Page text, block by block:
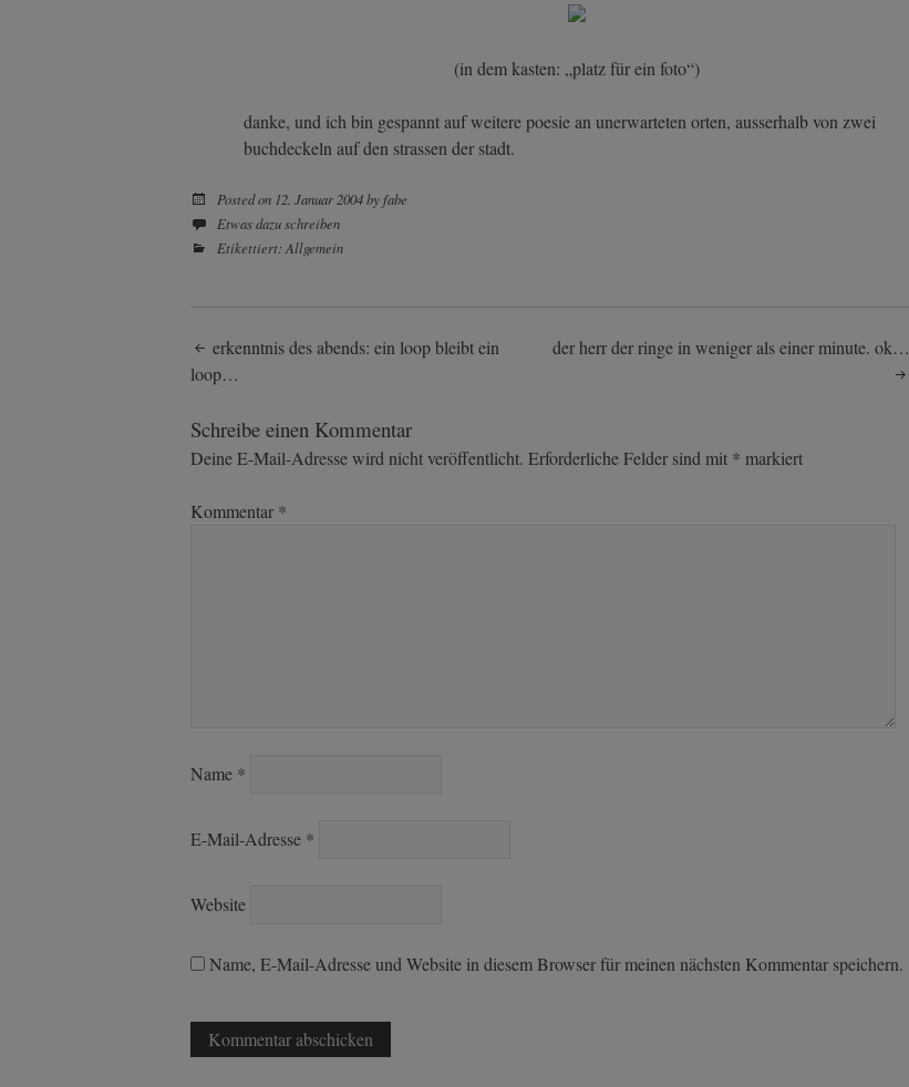
(in dem kasten: „platz für ein foto“)
danke, und ich bin gespannt auf weitere poesie an unerwarteten orten, ausserhalb von zwei
buchdeckeln auf den strassen der stadt.
Posted on 12. Januar 2004by fabe
Etwas dazu schreiben
Etikettiert: Allgemein
Post
navigation
erkenntnis des abends: ein loop bleibt ein
loop…
der herr der ringe in weniger als einer minute. ok…
Schreibe einen Kommentar
Deine E-Mail-Adresse wird nicht veröffentlicht. Erforderliche Felder sind mit * markiert
Kommentar *
Name *
E-Mail-Adresse *
Website
Name, E-Mail-Adresse und Website in diesem Browser für meinen nächsten Kommentar speichern.